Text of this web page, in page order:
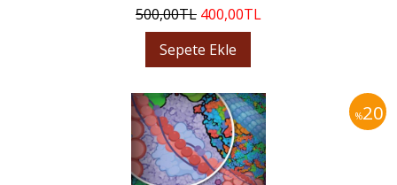
500,00TL 400,00TL
Sepete Ekle
%20